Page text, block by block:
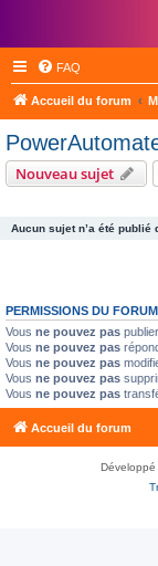
FAQ
Accueil du forum
Nouveau sujet
Aucun sujet n’a été publié
PERMISSIONS DU FORUM
Vous ne pouvez pas
Vous ne pouvez pas
Vous ne pouvez pas
Vous ne pouvez pas
Vous ne pouvez pas
Accueil du forum